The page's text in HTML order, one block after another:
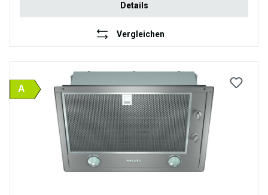
Details
Vergleichen
A